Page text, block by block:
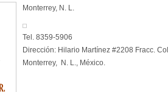
Monterrey, N. L.
Tel. 8359-5906
Dirección: Hilario Martínez #2208 Fracc.
Monterrey, N. L., México.